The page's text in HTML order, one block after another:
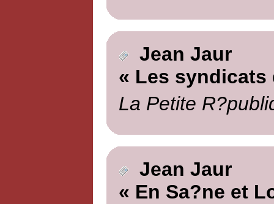
Jean Jaur
« Les syndicats
La Petite
Jean Jaur
« En Sa?ne et